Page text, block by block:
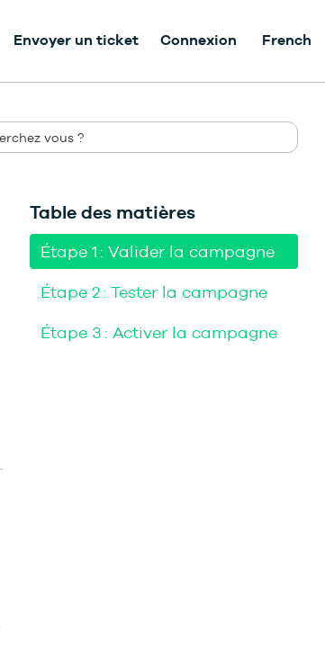
Envoyer un ticket Connexion French
Table des matières
Étape 1 : Valider la campagne
Étape 2 : Tester la campagne
Étape 3 : Activer la campagne